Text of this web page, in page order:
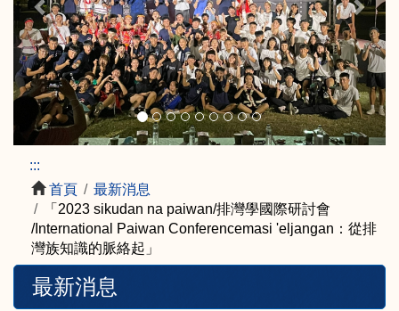
:::
首頁
最新消息
「2023 sikudan na paiwan/排灣學國際研討會
/International Paiwan Conferencemasi 'eljangan：從排
灣族知識的脈絡起」
最新消息